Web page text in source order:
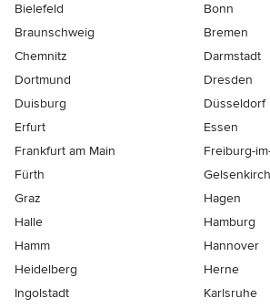
Bielefeld
Bonn
Braunschweig
Bremen
Chemnitz
Darmstadt
Dortmund
Dresden
Duisburg
Düsseldorf
Erfurt
Essen
Frankfurt am Main
Freiburg-
Fürth
Graz
Hagen
Halle
Hamburg
Hamm
Hannover
Heidelberg
Herne
Ingolstadt
Karlsruhe